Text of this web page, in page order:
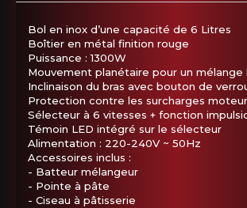
Bol en inox d’une capacité de 6 Litres
Boîtier en métal finition rouge
Puissance : 1300W
Mouvement planétaire pour un mélange
Inclinaison du bras avec bouton de
Protection contre les surcharges moteur
Sélecteur à 6 vitesses + fonction
Témoin LED intégré sur le sélecteur
Alimentation : 220-240V ~ 50Hz
Accessoires inclus :
- Batteur mélangeur
- Pointe à pâte
- Ciseau à pâtisserie